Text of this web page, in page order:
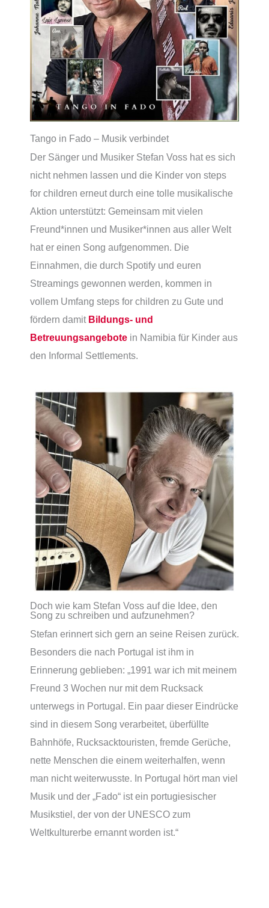
Tango in Fado – Musik verbindet
Der Sänger und Musiker Stefan Voss hat es sich
nicht nehmen lassen und die Kinder von steps
for children erneut durch eine tolle musikalische
Aktion unterstützt: Gemeinsam mit vielen
Freund*innen und Musiker*innen aus aller Welt
hat er einen Song aufgenommen. Die
Einnahmen, die durch Spotify und euren
Streamings gewonnen werden, kommen in
vollem Umfang steps for children zu Gute und
fördern damit Bildungs- und
Betreuungsangebote in Namibia für Kinder aus
den Informal Settlements.
Doch wie kam Stefan Voss auf die Idee, den
Song zu schreiben und aufzunehmen?
Stefan erinnert sich gern an seine Reisen zurück.
Besonders die nach Portugal ist ihm in
Erinnerung geblieben: „1991 war ich mit meinem
Freund 3 Wochen nur mit dem Rucksack
unterwegs in Portugal. Ein paar dieser Eindrücke
sind in diesem Song verarbeitet, überfüllte
Bahnhöfe, Rucksacktouristen, fremde Gerüche,
nette Menschen die einem weiterhalfen, wenn
man nicht weiterwusste. In Portugal hört man viel
Musik und der „Fado“ ist ein portugiesischer
Musikstiel, der von der UNESCO zum
Weltkulturerbe ernannt worden ist.“